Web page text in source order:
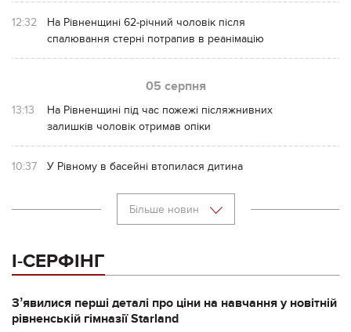
12:32
На Рівненщині 62-річний чоловік після
спалювання стерні потрапив в реанімацію
05 серпня
13:13
На Рівненщині під час пожежі післяжнивних
залишків чоловік отримав опіки
10:37 У Рівному в басейні втопилася дитина
Більше новин
І-СЕРФІНГ
Зʼявилися перші деталі про ціни на навчання у новітній
рівненській гімназії Starland